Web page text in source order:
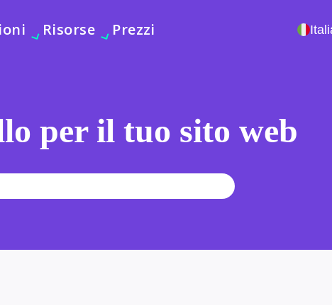
Risorse Prezzi
per il tuo sito web